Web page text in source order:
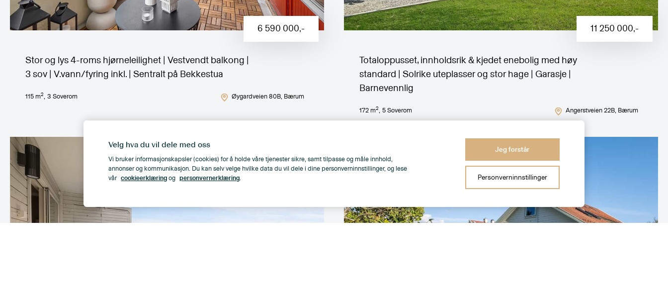
6 590 000,-
Stor og lys 4-roms hjørneleilighet | Vestvendt balkong |
3 sov | V.vann/fyring inkl. | Sentralt på Bekkestua
115m2, 3 Soverom Øygardveien 80B, Bærum
11 250 000,-
Totaloppusset, innholdsrik & kjedet enebolig med høy
standard | Solrike uteplasser og stor hage | Garasje |
Barnevennlig
172m2, 5Soverom Angerstveien 22B, Bærum
Velg hva du vil dele med oss
Vi bruker informasjonskapsler (cookies) for å holde våre tjenester sikre, samt tilpasse og måle innhold,
annonser og kommunikasjon. Du kan selv velge hvilke data du vil dele i dine personverninnstillinger, og lese
vår cookieerklæring og personvernerklæring.
Jeg forstår
Personverninnstillinger